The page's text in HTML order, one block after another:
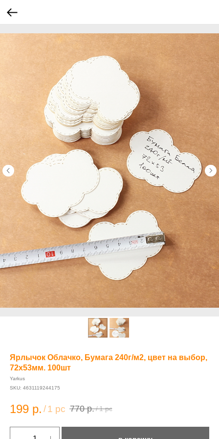
Ярлычок Облачко, Бумага 240г/м2, цвет на выбор,
72х53мм. 100шт
Yarkus
SKU: 4631119244175
199 р. /1 pc 770 р./1 pc